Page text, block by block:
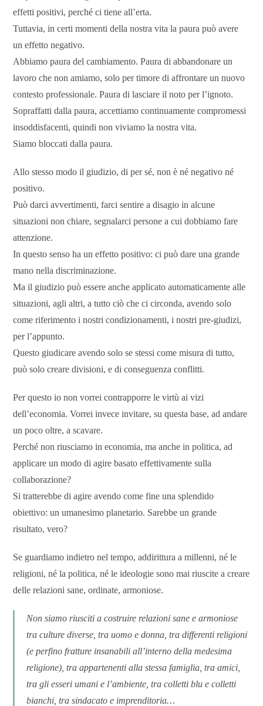
effetti positivi, perché ci tiene all’erta.
Tuttavia, in certi momenti della nostra vita la paura può avere
un effetto negativo.
Abbiamo paura del cambiamento. Paura di abbandonare un
lavoro che non amiamo, solo per timore di affrontare un nuovo
contesto professionale. Paura di lasciare il noto per l’ignoto.
Sopraffatti dalla paura, accettiamo continuamente compromessi
insoddisfacenti, quindi non viviamo la nostra vita.
Siamo bloccati dalla paura.
Allo stesso modo il giudizio, di per sé, non è né negativo né
positivo.
Può darci avvertimenti, farci sentire a disagio in alcune
situazioni non chiare, segnalarci persone a cui dobbiamo fare
attenzione.
In questo senso ha un effetto positivo: ci può dare una grande
mano nella discriminazione.
Ma il giudizio può essere anche applicato automaticamente alle
situazioni, agli altri, a tutto ciò che ci circonda, avendo solo
come riferimento i nostri condizionamenti, i nostri pre-giudizi,
per l’appunto.
Questo giudicare avendo solo se stessi come misura di tutto,
può solo creare divisioni, e di conseguenza conflitti.
Per questo io non vorrei contrapporre le virtù ai vizi
dell’economia. Vorrei invece invitare, su questa base, ad andare
un poco oltre, a scavare.
Perché non riusciamo in economia, ma anche in politica, ad
applicare un modo di agire basato effettivamente sulla
collaborazione?
Si tratterebbe di agire avendo come fine una splendido
obiettivo: un umanesimo planetario. Sarebbe un grande
risultato, vero?
Se guardiamo indietro nel tempo, addirittura a millenni, né le
religioni, né la politica, né le ideologie sono mai riuscite a creare
delle relazioni sane, ordinate, armoniose.
Non siamo riusciti a costruire relazioni sane e armoniose
tra culture diverse, tra uomo e donna, tra differenti religioni
(e perfino fratture insanabili all’interno della medesima
religione), tra appartenenti alla stessa famiglia, tra amici,
tra gli esseri umani e l’ambiente, tra colletti blu e colletti
bianchi, tra sindacato e imprenditoria…